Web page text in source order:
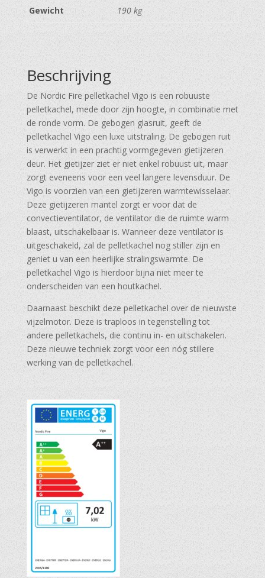
Gewicht 190 kg
Beschrijving
De Nordic Fire pelletkachel Vigo is een robuuste
pelletkachel, mede door zijn hoogte, in combinatie met
de ronde vorm. De gebogen glasruit, geeft de
pelletkachel Vigo een luxe uitstraling. De gebogen ruit
is verwerkt in een prachtig vormgegeven gietijzeren
deur. Het gietijzer ziet er niet enkel robuust uit, maar
zorgt eveneens voor een veel langere levensduur. De
Vigo is voorzien van een gietijzeren warmtewisselaar.
Deze gietijzeren mantel zorgt er voor dat de
convectieventilator, de ventilator die de ruimte warm
blaast, uitschakelbaar is. Wanneer deze ventilator is
uitgeschakeld, zal de pelletkachel nog stiller zijn en
geniet u van een heerlijke stralingswarmte. De
pelletkachel Vigo is hierdoor bijna niet meer te
onderscheiden van een houtkachel.
Daarnaast beschikt deze pelletkachel over de nieuwste
vijzelmotor. Deze is traploos in tegenstelling tot
andere pelletkachels, die continu in- en uitschakelen.
Deze nieuwe techniek zorgt voor een nóg stillere
werking van de pelletkachel.